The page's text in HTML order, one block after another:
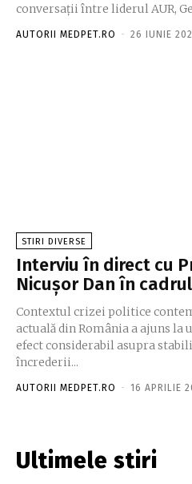
conversații între liderul AUR,
AUTORII MEDPET.RO - 26 IUNIE
STIRI DIVERSE
Interviu în direct cu
Nicușor Dan în
Contextul crizei politice
actuală din România a ajuns la
efect considerabil asupra
încrederii...
AUTORII MEDPET.RO - 16 APRILIE
Ultimele stiri